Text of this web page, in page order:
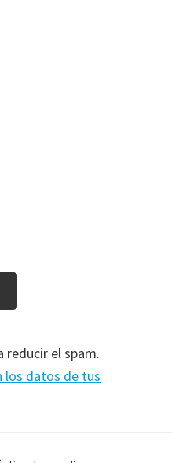
reducir el spam.
los datos de tus